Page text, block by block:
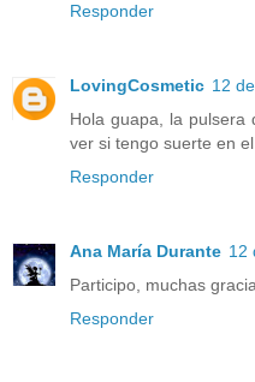
Responder
LovingCosmetic 12
Hola guapa, la pulsera
ver si tengo suerte en
Responder
Ana María Durante 12
Participo, muchas
Responder